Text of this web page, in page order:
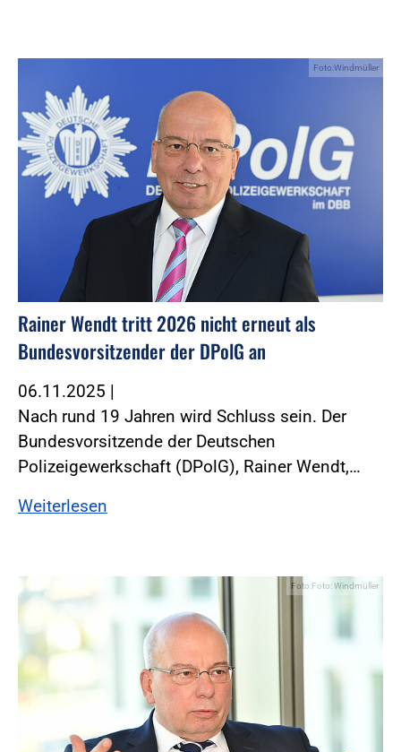
Foto:Windmüller
Rainer Wendt tritt 2026 nicht erneut als
Bundesvorsitzender der DPolG an
06.11.2025 |
Nach rund 19 Jahren wird Schluss sein. Der
Bundesvorsitzende der Deutschen
Polizeigewerkschaft (DPolG), Rainer Wendt,…
Weiterlesen
Foto:Foto: Windmüller